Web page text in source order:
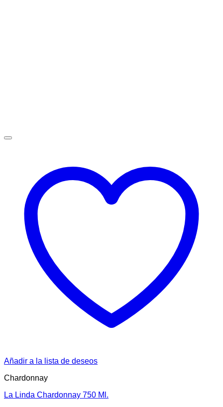
Añadir a la lista de deseos
Chardonnay
La Linda Chardonnay 750 Ml.